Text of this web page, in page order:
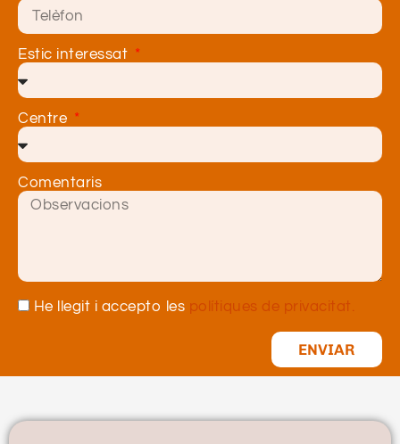
Estic interessat
Centre
Comentaris
He llegit i accepto les polítiques de privacitat.
ENVIAR